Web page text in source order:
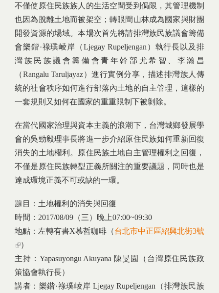
不僅使原住民族族人的生活空間受到侷限，其管理機制
也因為脫離土地而被架空；轉眼間山林成為國家與財團
開發資源的場域。本場次首先將請排灣族民族議會籌備
會樂鍇·祿璞崚岸（Ljegay Rupeljengan）執行長以及排
灣族民族議會籌備會青年幹部尤希智、李瀚昌
（Rangalu Taruljayaz）進行實例分享，描述排灣族人傳
統的社會秩序如何進行部落內土地的自主管理，這樣的
一套規則又如何在國家的重重限制下被剝除。
在當代國家治理與資本主義的浪潮下，台灣城鄉發展學
會的吳勁毅理事長將進一步介紹原住民族如何重新回復
消失的土地權利。原住民族土地自主管理權利之回復，
不僅是原住民族轉型正義所關注的重要議題，同時也是
達成環境正義不可或缺的一環。
題目：土地權利的消失與回復
時間：2017/08/09（三）晚上07:00~09:30
地點：左轉有書X慕哲咖啡（台北市中正區紹興北街3號
(link is external)
）
主持：Yapasuyongu Akuyana 陳旻園（台灣原住民族政
策協會執行長）
講者：樂鍇·祿璞崚岸 Ljegay Rupeljengan（排灣族民族